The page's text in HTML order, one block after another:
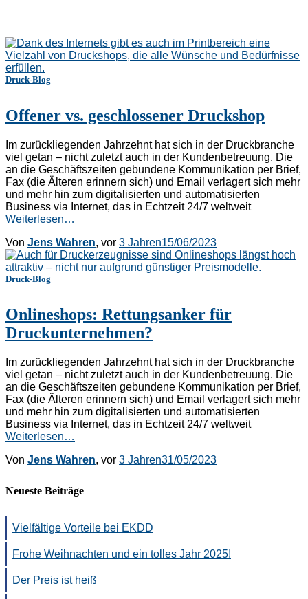
Druck-Blog
Offener vs. geschlossener Druckshop
Im zurückliegenden Jahrzehnt hat sich in der Druckbranche
viel getan – nicht zuletzt auch in der Kundenbetreuung. Die
an die Geschäftszeiten gebundene Kommunikation per Brief,
Fax (die Älteren erinnern sich) und Email verlagert sich mehr
und mehr hin zum digitalisierten und automatisierten
Business via Internet, das in Echtzeit 24/7 weltweit
Weiterlesen…
Von Jens Wahren, vor 3 Jahren15/06/2023
Druck-Blog
Onlineshops: Rettungsanker für
Druckunternehmen?
Im zurückliegenden Jahrzehnt hat sich in der Druckbranche
viel getan – nicht zuletzt auch in der Kundenbetreuung. Die
an die Geschäftszeiten gebundene Kommunikation per Brief,
Fax (die Älteren erinnern sich) und Email verlagert sich mehr
und mehr hin zum digitalisierten und automatisierten
Business via Internet, das in Echtzeit 24/7 weltweit
Weiterlesen…
Von Jens Wahren, vor 3 Jahren31/05/2023
Neueste Beiträge
Vielfältige Vorteile bei EKDD
Frohe Weihnachten und ein tolles Jahr 2025!
Der Preis ist heiß